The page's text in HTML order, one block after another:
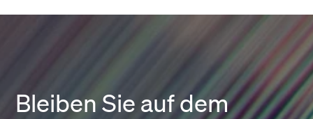
Bleiben Sie auf dem